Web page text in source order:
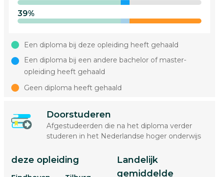
39%
Een diploma bij deze opleiding heeft gehaald
Een diploma bij een andere bachelor of master-
opleiding heeft gehaald
Geen diploma heeft gehaald
Doorstuderen
Afgestudeerden die na het diploma verder
studeren in het Nederlandse hoger onderwijs
deze opleiding
Landelijk
gemiddelde